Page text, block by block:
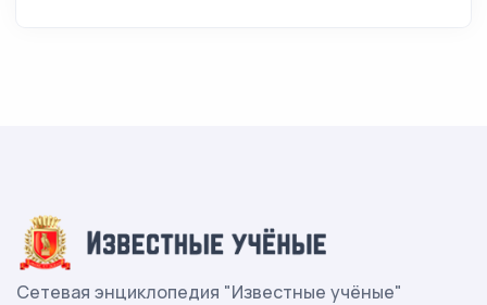
Сетевая энциклопедия "Известные учёные"